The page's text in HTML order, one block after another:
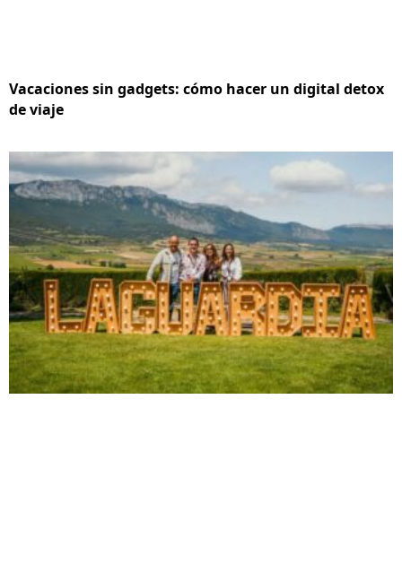
Vacaciones sin gadgets: cómo hacer un digital detox
de viaje